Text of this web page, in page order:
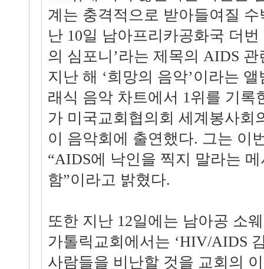
계는 충격적으로 받아들여질
난 10일 남아프리카공화국 더
의 심포니’라는 제목의 AIDS
지난 해 ‘희망의 음악’이라는
래식 음악 차트에서 1위를 기록
가 미국교회협의회 세계봉사회
이 음악회에 출연했다. 그는 이
“AIDS에 낙인을 찍지 말라는
함”이라고 밝혔다.
또한 지난 12일에는 남아공 소
가톨릭교회에서는 ‘HIV/AIDS
사람들을 비난할 것을 교회의